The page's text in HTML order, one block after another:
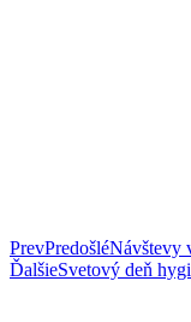
PrevPredošléNávštevy
ĎalšieSvetový deň